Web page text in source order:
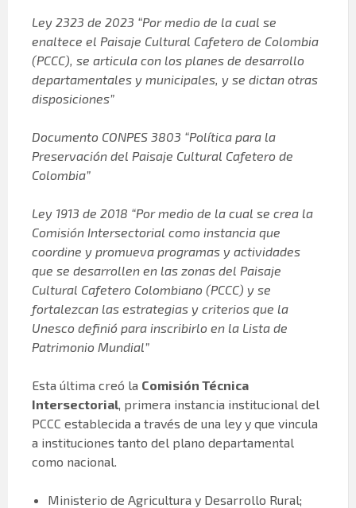
Ley 2323 de 2023 “Por medio de la cual se
enaltece el Paisaje Cultural Cafetero de Colombia
(PCCC), se articula con los planes de desarrollo
departamentales y municipales, y se dictan otras
disposiciones”
Documento CONPES 3803 “Política para la
Preservación del Paisaje Cultural Cafetero de
Colombia”
Ley 1913 de 2018 “Por medio de la cual se crea la
Comisión Intersectorial como instancia que
coordine y promueva programas y actividades
que se desarrollen en las zonas del Paisaje
Cultural Cafetero Colombiano (PCCC) y se
fortalezcan las estrategias y criterios que la
Unesco definió para inscribirlo en la Lista de
Patrimonio Mundial”
Esta última creó la Comisión Técnica
Intersectorial, primera instancia institucional del
PCCC establecida a través de una ley y que vincula
a instituciones tanto del plano departamental
como nacional.
Ministerio de Agricultura y Desarrollo Rural;